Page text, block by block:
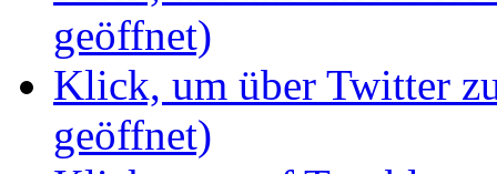
geöffnet)
Klick, um über Twitter
geöffnet)